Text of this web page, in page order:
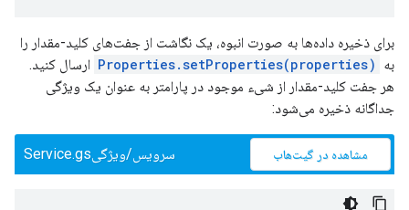
برای ذخیره داده‌ها به صورت انبوه، یک نگاشت از جفت‌های کلید-مقدار را
به Properties.setProperties(properties) ارسال کنید.
هر جفت کلید-مقدار از شیء موجود در پارامتر به عنوان یک ویژگی
جداگانه ذخیره می‌شود:
سرویس/ویژگیService.gs مشاهده در گیت‌هاب